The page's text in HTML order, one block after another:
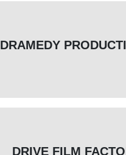
DRAMEDY
DRIVE FILM